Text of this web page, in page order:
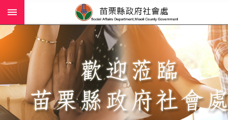
跳到主要內容區塊
進
業
務